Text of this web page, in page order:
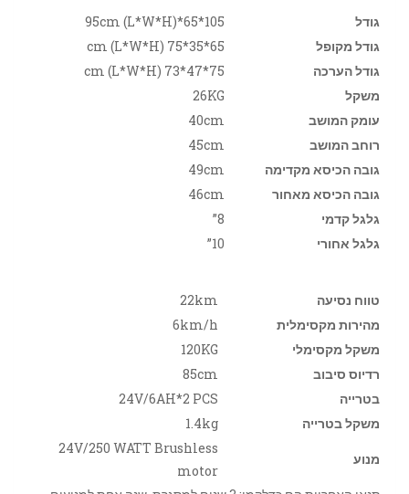
גודל
105*65*95cm (L*W*H)
גודל מקופל
65*35*75 cm (L*W*H)
גודל הערכה
75*47*73 cm (L*W*H)
משקל
26KG
עומק המושב
40cm
רוחב המושב
45cm
גובה הכיסא מקדימה
49cm
גובה הכיסא מאחור
46cm
גלגל קדמי
8”
גלגל אחורי
10”
טווח נסיעה
22km
מהירות מקסימלית
6km/h
משקל מקסימלי
120KG
רדיוס סיבוב
85cm
בטרייה
24V/6AH*2 PCS
משקל בטרייה
1.4kg
מנוע
24V/250 WATT Brushless
motor